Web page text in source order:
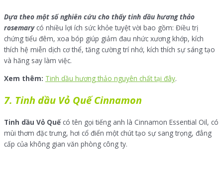
Dựa theo một số nghiên cứu cho thấy tinh dầu hương thảo
rosemarycó nhiều lợi ích sức khỏe tuyệt vời bao gồm: Điều trị
chứng tiểu đêm, xoa bóp giúp giảm đau nhức xương khớp, kích
thích hệ miễn dịch cơ thể, tăng cường trí nhớ, kích thích sự sáng tạo
và hăng say làm việc.
Xem thêm: Tinh dầu hương thảo nguyên chất tại đây.
7. Tinh dầu Vỏ Quế Cinnamon
Tinh dầu Vỏ Quếcó tên gọi tiếng anh là Cinnamon Essential Oil, có
mùi thơm đặc trưng, hơi cổ điển một chút tạo sự sang trọng, đẳng
cấp của không gian văn phòng công ty.